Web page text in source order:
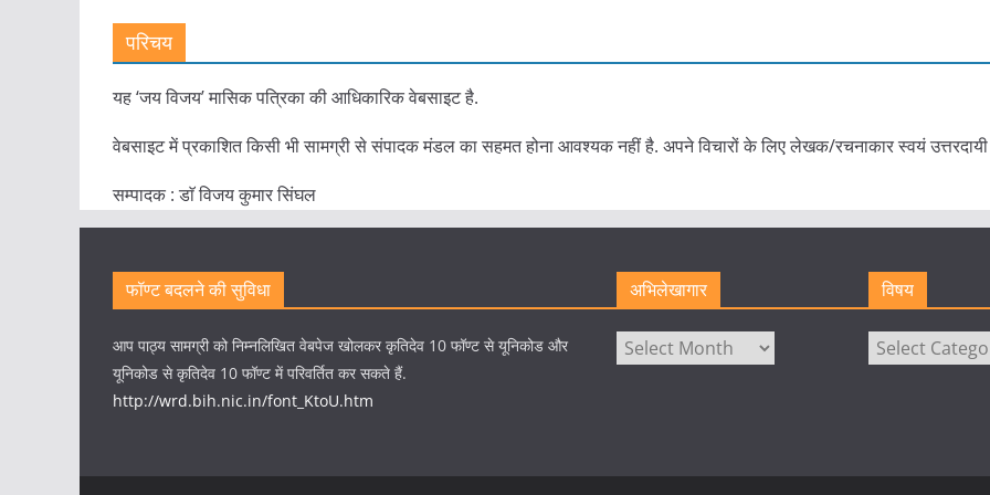
परिचय
यह ‘जय विजय’ मासिक पत्रिका की आधिकारिक वेबसाइट है.
वेबसाइट में प्रकाशित किसी भी सामग्री से संपादक मंडल का सहमत होना आवश्यक नहीं है. अपने विचारों के लिए लेखक/रचनाकार स्वयं
सम्पादक : डाॅ विजय कुमार सिंघल
फॉण्ट बदलने की सुविधा
आप पाठ्य सामग्री को निम्नलिखित वेबपेज खोलकर कृतिदेव 10 फॉण्ट से यूनिकोड और
यूनिकोड से कृतिदेव 10 फॉण्ट में परिवर्तित कर सकते हैं.
http://wrd.bih.nic.in/font_KtoU.htm
अभिलेखागार
अभिलेखागार
विषय
विषय